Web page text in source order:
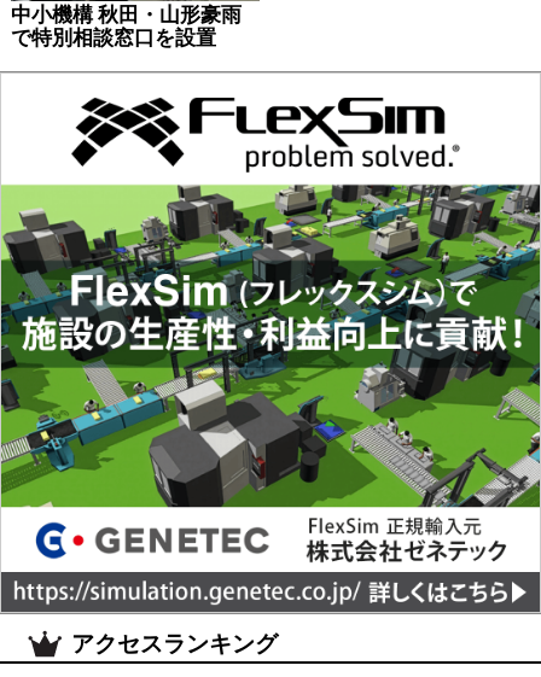
中小機構 秋田・山形豪雨
で特別相談窓口を設置
アクセスランキング